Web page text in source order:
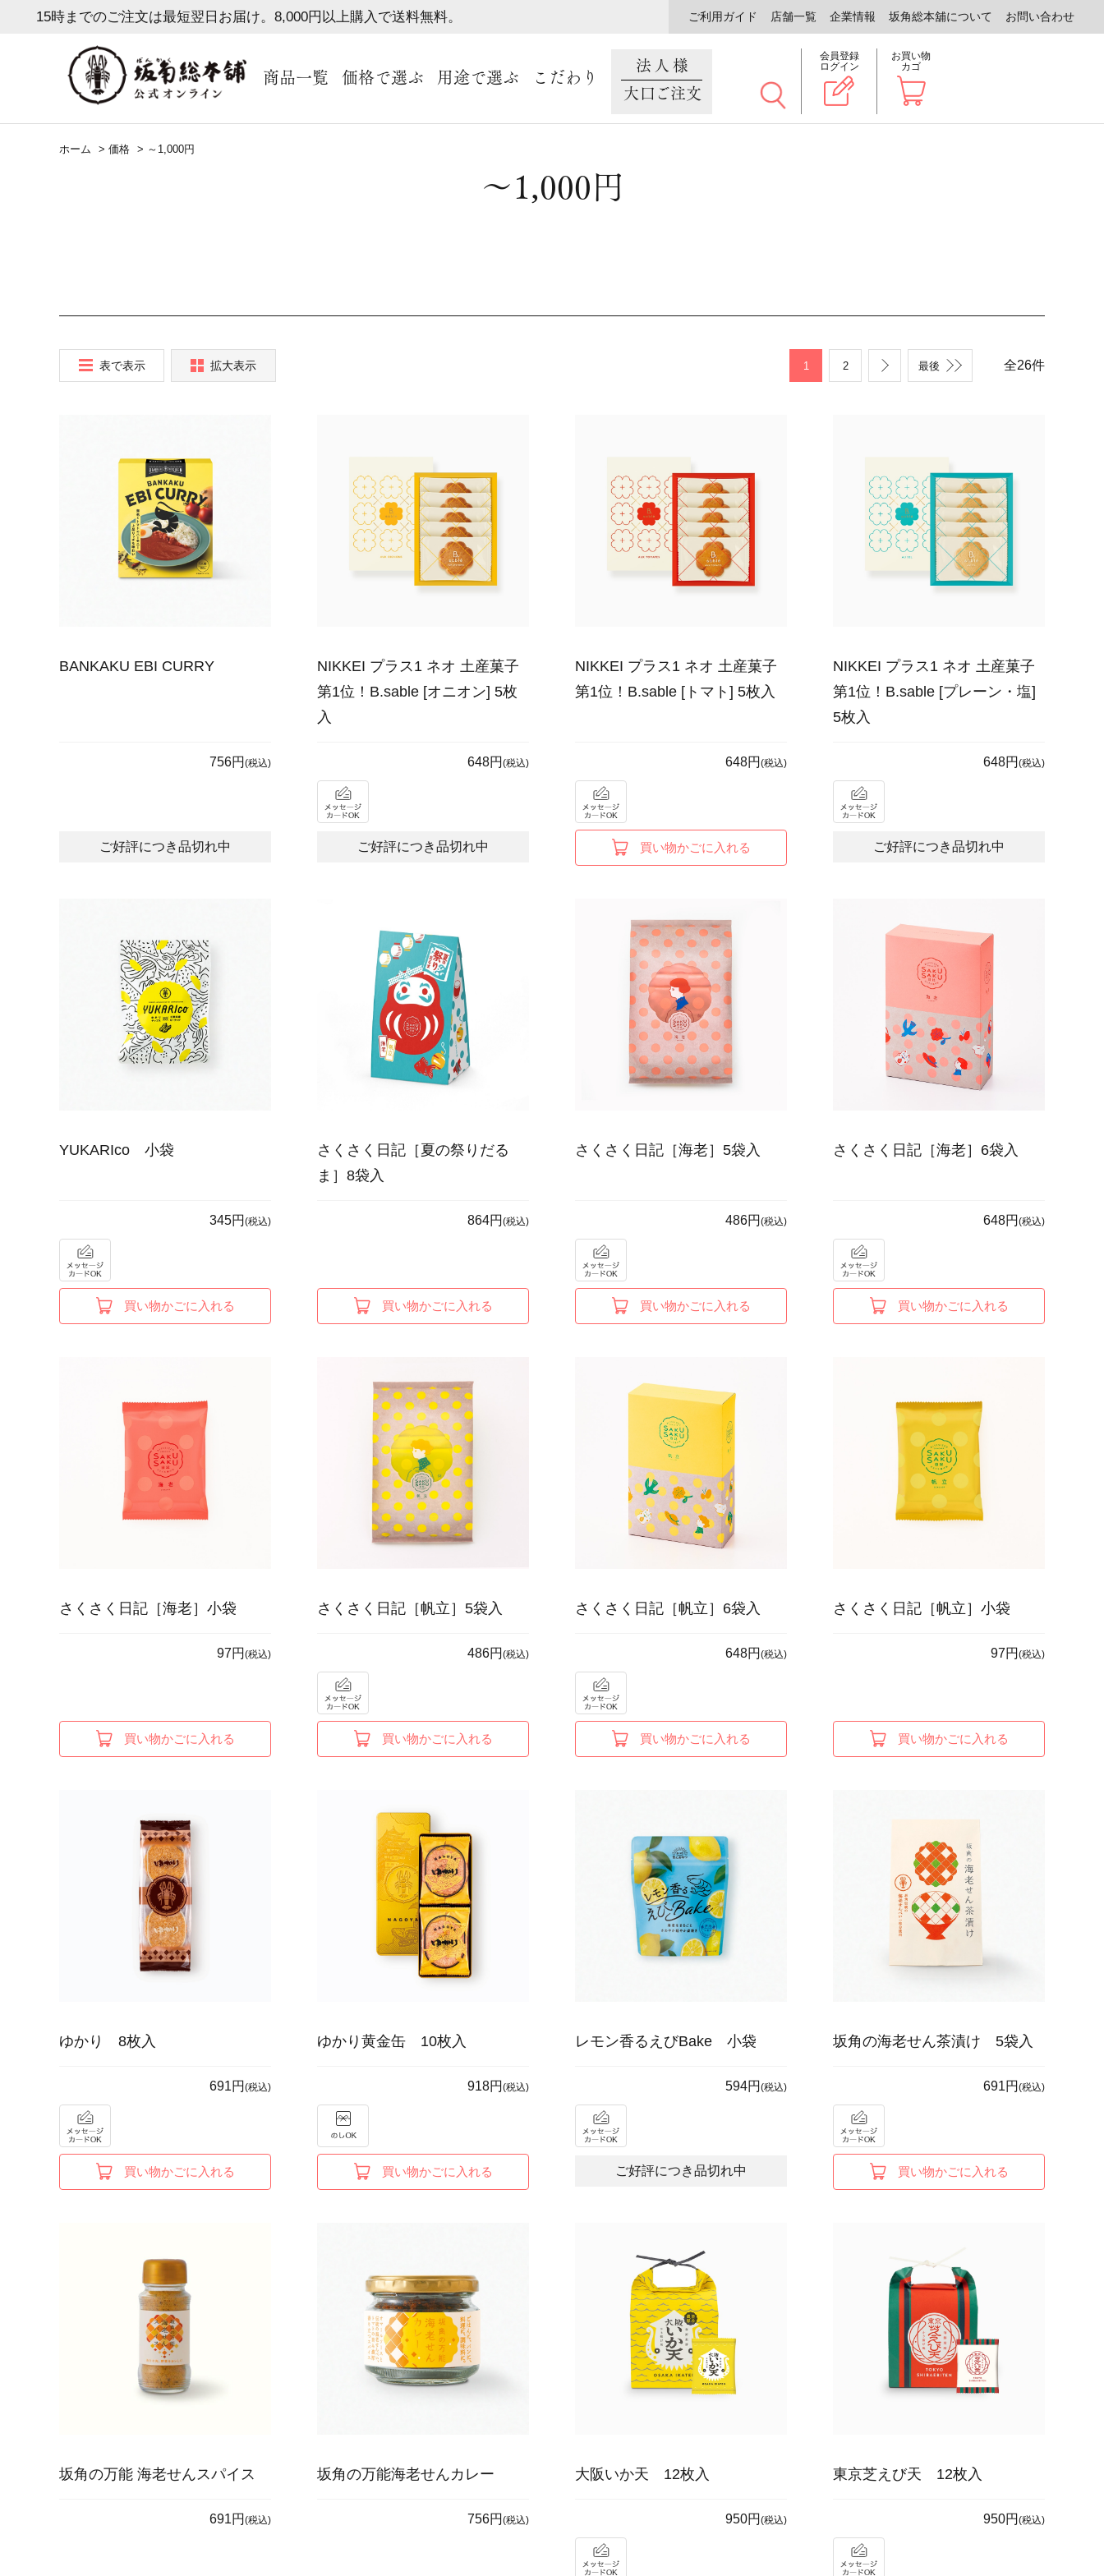
15時までのご注文は最短翌日お届け。8,000円以上購入で送料無料。 ご利用ガイド 店舗一覧 企業情報 坂角総本舖について お問い合わせ
商品一覧 価格で選ぶ 用途で選ぶ こだわり
法人様
大口ご注文
会員登録
ログイン
お買い物
カゴ
ホーム > 価格 > ～1,000円
～1,000円
拡大表示
表で表示 1 2 最後 全26件
BANKAKU EBI CURRY
756円 (税込)
ご好評につき品切れ中
NIKKEI プラス1 ネオ 土産菓子
第1位！B.sable [オニオン] 5枚
入
648円 (税込)
ご好評につき品切れ中
NIKKEI プラス1 ネオ 土産菓子
第1位！B.sable [トマト] 5枚入
648円 (税込)
買い物かごに入れる
NIKKEI プラス1 ネオ 土産菓子
第1位！B.sable [プレーン・塩]
5枚入
648円 (税込)
ご好評につき品切れ中
YUKARIco 小袋
345円 (税込)
買い物かごに入れる
さくさく日記［夏の祭りだる
ま］8袋入
864円 (税込)
買い物かごに入れる
さくさく日記［海老］5袋入
486円 (税込)
買い物かごに入れる
さくさく日記［海老］6袋入
648円 (税込)
買い物かごに入れる
さくさく日記［海老］小袋
97円 (税込)
買い物かごに入れる
さくさく日記［帆立］5袋入
486円 (税込)
買い物かごに入れる
さくさく日記［帆立］6袋入
648円 (税込)
買い物かごに入れる
さくさく日記［帆立］小袋
97円 (税込)
買い物かごに入れる
ゆかり 8枚入
691円 (税込)
買い物かごに入れる
ゆかり黄金缶 10枚入
918円 (税込)
買い物かごに入れる
レモン香るえびBake 小袋
594円 (税込)
ご好評につき品切れ中
坂角の海老せん茶漬け 5袋入
691円 (税込)
買い物かごに入れる
坂角の万能 海老せんスパイス
691円 (税込)
坂角の万能海老せんカレー
756円 (税込)
大阪いか天 12枚入
950円 (税込)
東京芝えび天 12枚入
950円 (税込)